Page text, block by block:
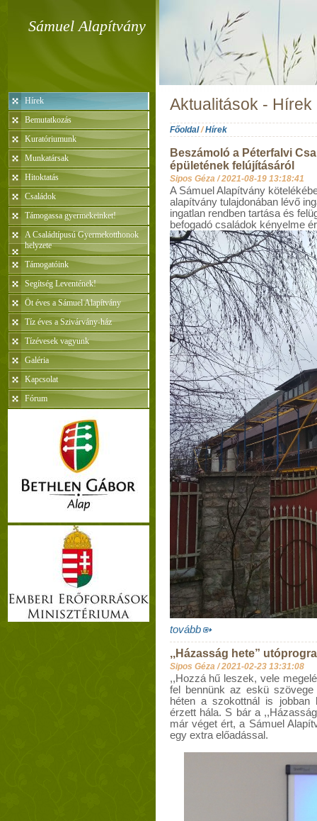
Sámuel Alapítvány
Hírek
Bemutatkozás
Kuratóriumunk
Munkatársak
Hitoktatás
Családok
Támogassa gyermekeinket!
A Családtípusú Gyermekotthonok
helyzete
Támogatóink
Segítség Leventének!
Öt éves a Sámuel Alapítvány
Tíz éves a Szivárvány-ház
Tízévesek vagyunk
Galéria
Kapcsolat
Fórum
Aktualitások - Hírek
Főoldal/Hírek
Beszámoló a Péterfalvi
épületének felújításáról
Sipos Géza /2021-08-19 13:18:41
A Sámuel Alapítvány
alapítvány tulajdonában lévő
ingatlan rendben tartása és
befogadó családok kényelme
tovább
,,Házasság hete”
Sipos Géza /2021-02-23 13:31:08
,,Hozzá hű leszek, vele
fel bennünk az eskü
héten a szokottnál is jobban
érzett hála. S bár a
már véget ért, a Sámuel
egy extra előadással.